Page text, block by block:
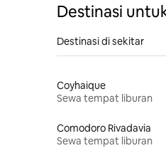
Destinasi
Destinasi di sekitar
Coyhaique
Sewa tempat liburan
Comodoro Rivadavia
Sewa tempat liburan